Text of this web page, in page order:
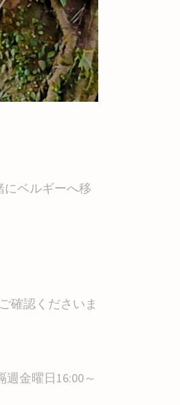
にベルギーへ移
確認くださいま
金曜日16:00～